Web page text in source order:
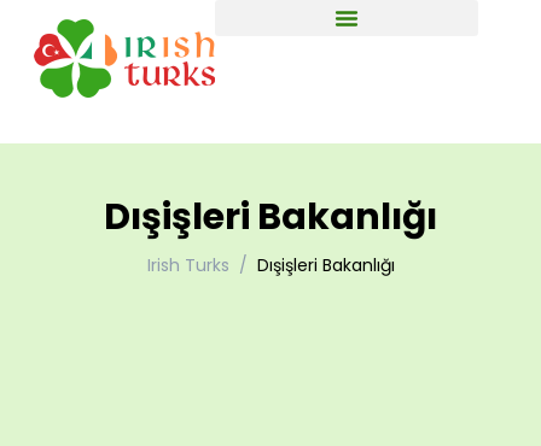
Dışişleri Bakanlığı
Irish Turks Dışişleri Bakanlığı